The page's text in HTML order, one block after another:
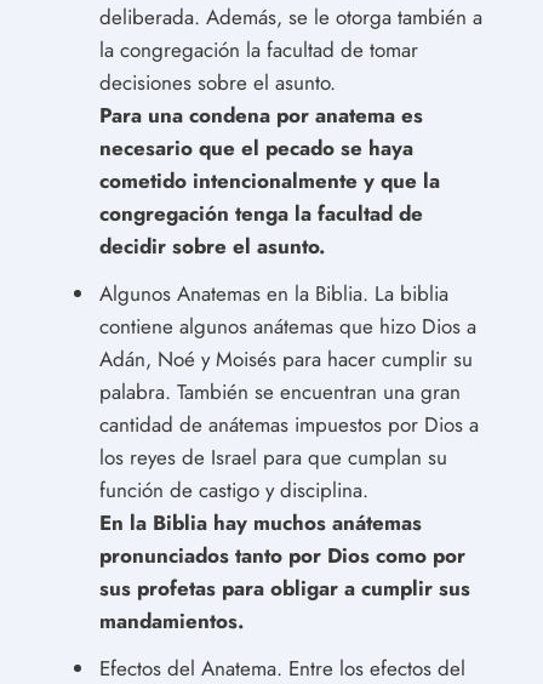
deliberada. Además, se le otorga también a
la congregación la facultad de tomar
decisiones sobre el asunto.
Para una condena por anatema es
necesario que el pecado se haya
cometido intencionalmente y que la
congregación tenga la facultad de
decidir sobre el asunto.
Algunos Anatemas en la Biblia. La biblia
contiene algunos anátemas que hizo Dios a
Adán, Noé y Moisés para hacer cumplir su
palabra. También se encuentran una gran
cantidad de anátemas impuestos por Dios a
los reyes de Israel para que cumplan su
función de castigo y disciplina.
En la Biblia hay muchos anátemas
pronunciados tanto por Dios como por
sus profetas para obligar a cumplir sus
mandamientos.
Efectos del Anatema. Entre los efectos del